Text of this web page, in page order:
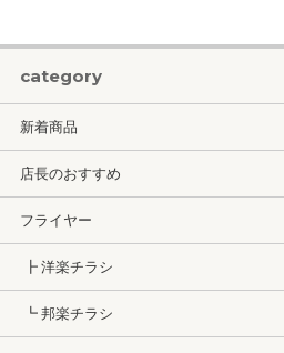
category
新着商品
店長のおすすめ
フライヤー
┣ 洋楽チラシ
┗ 邦楽チラシ